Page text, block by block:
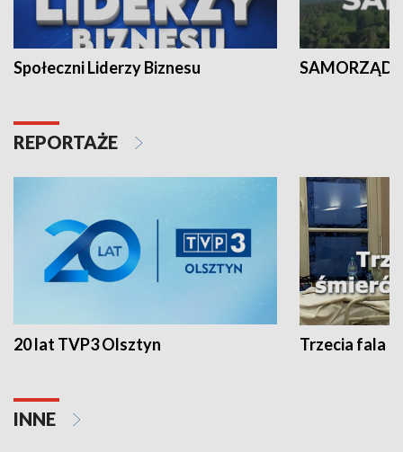
Społeczni Liderzy Biznesu SAMORZĄD
REPORTAŻE
20 lat TVP3 Olsztyn Trzecia fala -
INNE